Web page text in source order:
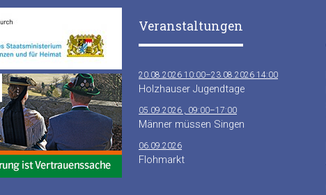
Veranstaltungen
20.08.2026 10:00–23.08.2026 14:00
Holzhauser Jugendtage
05.09.2026 , 09:00–17:00
Männer müssen Singen
06.09.2026
Flohmarkt